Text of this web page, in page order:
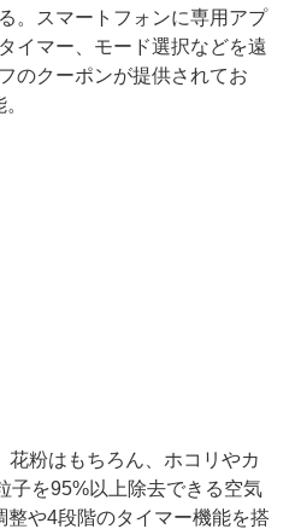
。スマートフォンに専用アプ
イマー、モード選択などを遠
のクーポンが提供されてお
粉はもちろん、ホコリやカ
子を95%以上除去できる空気
や4段階のタイマー機能を搭